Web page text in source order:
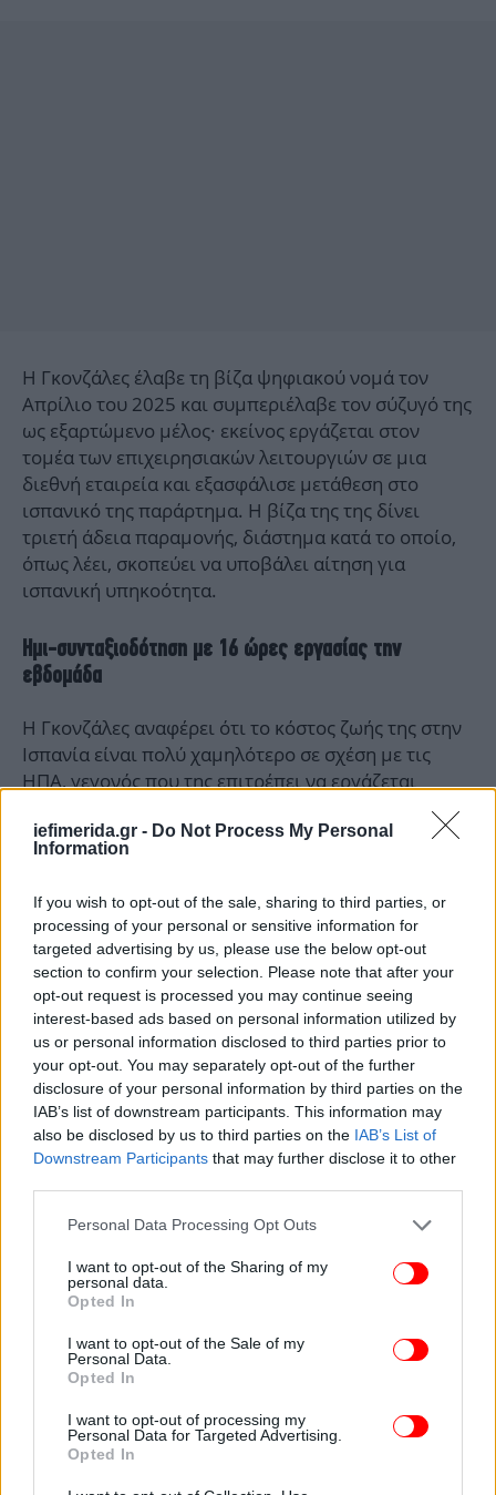
iefimerida.gr - Do Not Process My Personal
Information
If you wish to opt-out of the sale, sharing to third parties, or
processing of your personal or sensitive information for
targeted advertising by us, please use the below opt-out
section to confirm your selection. Please note that after your
opt-out request is processed you may continue seeing
interest-based ads based on personal information utilized by
us or personal information disclosed to third parties prior to
your opt-out. You may separately opt-out of the further
disclosure of your personal information by third parties on the
IAB’s list of downstream participants. This information may
also be disclosed by us to third parties on the IAB’s List of
Downstream Participants that may further disclose it to other
Please note that this website/app uses one or more Google
not limited to your visit or usage behaviour. You may click to
grant or deny consent to Google and its third-party tags to
use your data for below specified purposes in below Google
consent section.
Personal Data Processing Opt Outs
I want to opt-out of the Sharing of my
personal data.
Opted In
I want to opt-out of the Sale of my
Personal Data.
Opted In
I want to opt-out of processing my
Personal Data for Targeted Advertising.
Opted In
Η Γκονζάλες έλαβε τη βίζα ψηφιακού νομά τον
Απρίλιο του 2025 και συμπεριέλαβε τον σύζυγό της
ως εξαρτώμενο μέλος· εκείνος εργάζεται στον
τομέα των επιχειρησιακών λειτουργιών σε μια
διεθνή εταιρεία και εξασφάλισε μετάθεση στο
ισπανικό της παράρτημα. Η βίζα της της δίνει
τριετή άδεια παραμονής, διάστημα κατά το οποίο,
όπως λέει, σκοπεύει να υποβάλει αίτηση για
ισπανική υπηκοότητα.
Ημι-συνταξιοδότηση με 16 ώρες εργασίας την
εβδομάδα
Η Γκονζάλες αναφέρει ότι το κόστος ζωής της στην
Ισπανία είναι πολύ χαμηλότερο σε σχέση με τις
ΗΠΑ, γεγονός που της επιτρέπει να εργάζεται
λιγότερο — συνήθως 16, αλλά μερικές φορές έως
και 20 ώρες την εβδομάδα — και παρ’ όλα αυτά να
ζει άνετα.
Ως αποτέλεσμα, όπως λέει, η ισορροπία μεταξύ
επαγγελματικής και προσωπικής ζωής της έχει
«μεταμορφωθεί πλήρως». Μπορεί πλέον να
απολαμβάνει την πολυτέλεια ενός αργού πρωινού,
ξεκινώντας με πρωινό, άσκηση, φροντίδα του
εαυτού της και μεσημεριανό, πριν συνδεθεί για
δουλειά στις 2 μ.μ., όταν οι πελάτες της στις ΗΠΑ
ξεκινούν τη δική τους ημέρα.
Η προνοητικότητα για το συνταξιοδοτικό της
πρόγραμμα
Η Γκονζάλες σημειώνει επίσης ότι κάποιες πρώιμες
και επιθετικές επενδύσεις αποδίδουν πλέον
καρπούς. Κατά τη διάρκεια της πανδημίας, επένδυε
συνταξιοδοτικούς λογαριασμούς. Αυτό ήταν αρκετό
ώστε να φτάσει σε ένα επίπεδο όπου θα μπορεί να
των επενδύσεών της κατά τη συνταξιοδότηση. Αυτή
τη στιγμή διαθέτει πάνω από 220.000 δολάρια